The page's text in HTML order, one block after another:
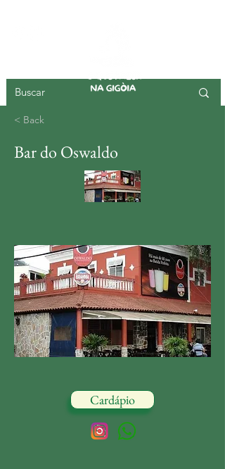
< Back
Bar do Oswaldo
Cardápio